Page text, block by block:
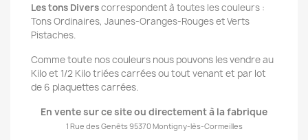
Les tons Diverscorrespondent à toutes les couleurs :
Tons Ordinaires, Jaunes-Oranges-Rouges et Verts
Pistaches.
Comme toute nos couleurs nous pouvons les vendre au
Kilo et 1/2 Kilo triées carrées ou tout venant et par lot
de 6 plaquettes carrées.
En vente sur ce site ou directement à la fabrique
1 Rue des Genêts 95370 Montigny-lès-Cormeilles